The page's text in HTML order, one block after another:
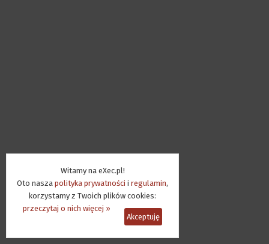
Witamy na eXec.pl!
Oto nasza polityka prywatności i regulamin,
korzystamy z Twoich plików cookies:
przeczytaj o nich więcej »
Akceptuję